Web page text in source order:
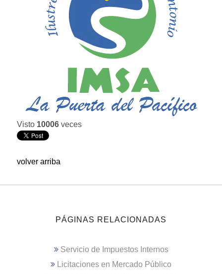
Visto 10006 veces
volver arriba
PÁGINAS RELACIONADAS
Servicio de Impuestos Internos
Licitaciones en Mercado Público